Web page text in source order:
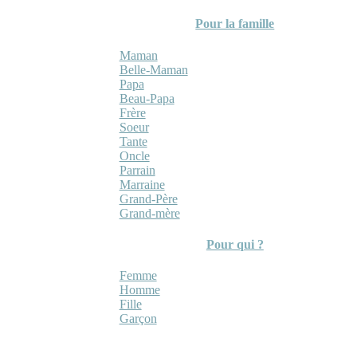
Pour la famille
Maman
Belle-Maman
Papa
Beau-Papa
Frère
Soeur
Tante
Oncle
Parrain
Marraine
Grand-Père
Grand-mère
Pour qui ?
Femme
Homme
Fille
Garçon